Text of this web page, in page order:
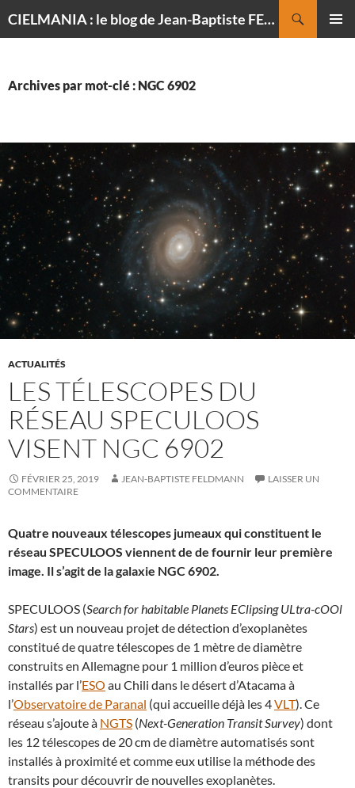
CIELMANIA : le blog de Jean-Baptiste FELDMANN, photographe du ciel
Archives par mot-clé : NGC 6902
ACTUALITÉS
LES TÉLESCOPES DU
RÉSEAU SPECULOOS
VISENT NGC 6902
FÉVRIER 25, 2019 JEAN-BAPTISTE FELDMANN
LAISSER UN
COMMENTAIRE
Quatre nouveaux télescopes jumeaux qui constituent le
réseau SPECULOOS viennent de de fournir leur première
image. Il s’agit de la galaxie NGC 6902.
SPECULOOS (Search for habitable Planets EClipsing ULtra-cOOl
Stars) est un nouveau projet de détection d’exoplanètes
constitué de quatre télescopes de 1 mètre de diamètre
construits en Allemagne pour 1 million d’euros pièce et
installés par l’ESO au Chili dans le désert d’Atacama à
l’Observatoire de Paranal (qui accueille déjà les 4VLT). Ce
réseau s’ajoute à NGTS (Next-Generation Transit Survey) dont
les 12 télescopes de 20 cm de diamètre automatisés sont
installés à proximité et comme eux utilise la méthode des
transits pour découvrir de nouvelles exoplanètes.